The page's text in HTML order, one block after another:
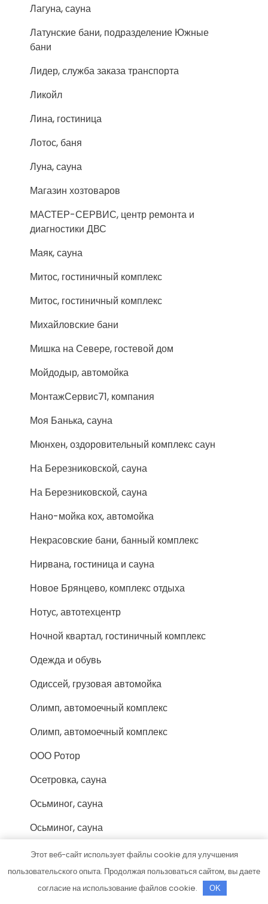
Лагуна, сауна
Латунские бани, подразделение Южные
бани
Лидер, служба заказа транспорта
Ликойл
Лина, гостиница
Лотос, баня
Луна, сауна
Магазин хозтоваров
МАСТЕР-СЕРВИС, центр ремонта и
диагностики ДВС
Маяк, сауна
Митос, гостиничный комплекс
Митос, гостиничный комплекс
Михайловские бани
Мишка на Севере, гостевой дом
Мойдодыр, автомойка
МонтажСервис71, компания
Моя Банька, сауна
Мюнхен, оздоровительный комплекс саун
На Березниковской, сауна
На Березниковской, сауна
Нано-мойка кох, автомойка
Некрасовские бани, банный комплекс
Нирвана, гостиница и сауна
Новое Брянцево, комплекс отдыха
Нотус, автотехцентр
Ночной квартал, гостиничный комплекс
Одежда и обувь
Одиссей, грузовая автомойка
Олимп, автомоечный комплекс
Олимп, автомоечный комплекс
ООО Ротор
Осетровка, сауна
Осьминог, сауна
Осьминог, сауна
Паллада, центр красоты и здоровья
Пальма, сауна
Этот веб-сайт использует файлы cookie для улучшения
пользовательского опыта. Продолжая пользоваться сайтом, вы даете
согласие на использование файлов cookie.
OK